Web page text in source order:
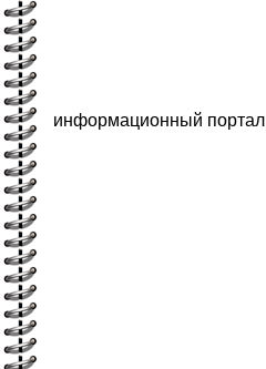
информационный портал